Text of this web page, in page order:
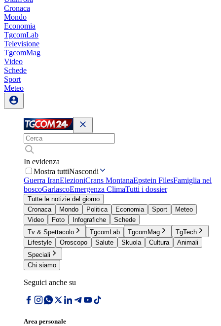
Cronaca
Mondo
Economia
TgcomLab
Televisione
TgcomMag
Video
Schede
Sport
Meteo
In evidenza
Mostra tuttiNascondi
Guerra IranElezioniCrans MontanaEpstein FilesFamiglia nel
boscoGarlascoEmergenza ClimaTutti i dossier
Tutte le notizie del giorno
Cronaca
Mondo Politica Economia Sport
Meteo
Video
Foto Infografiche
Schede
Tv & Spettacolo
TgcomLab TgcomMag
TgTech
Lifestyle
Oroscopo Salute Skuola Cultura
Animali
Speciali
Chi siamo
Seguici anche su
Area personale